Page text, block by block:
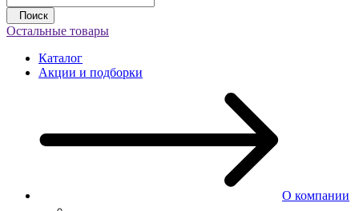
Поиск
Остальные товары
Каталог
Акции и подборки
О компании